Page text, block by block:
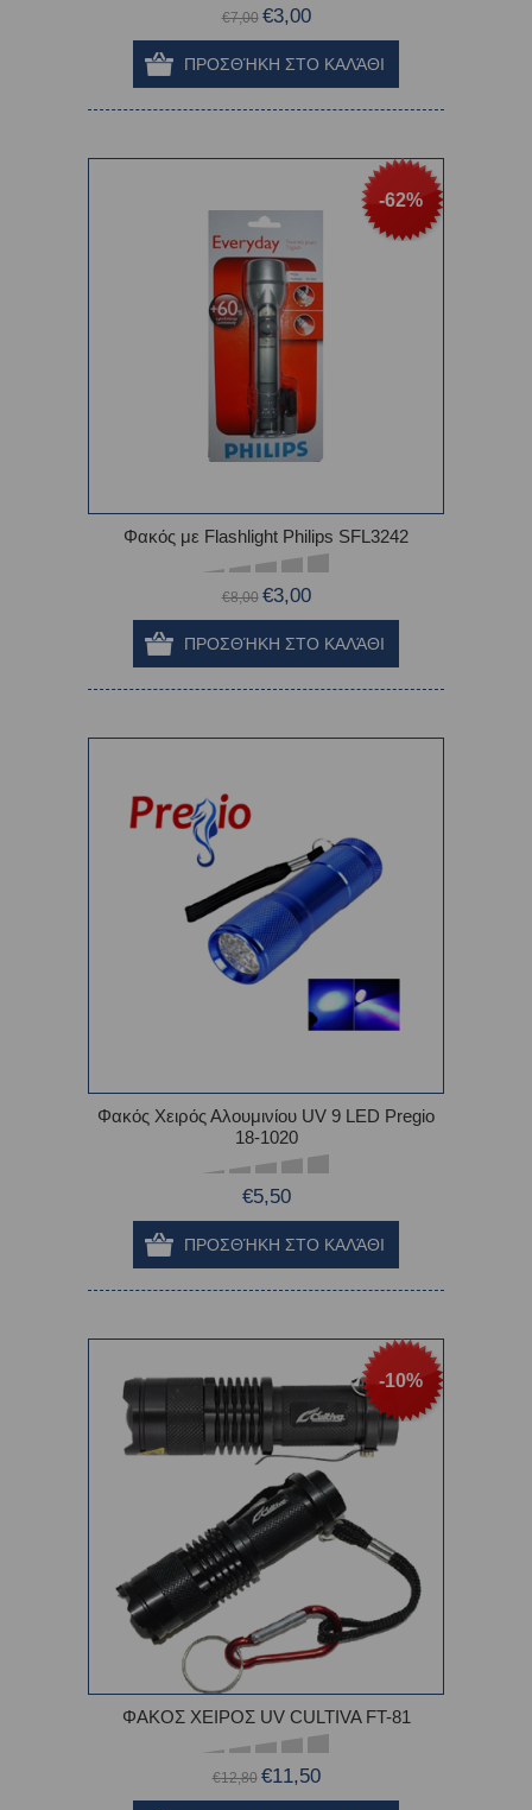
€7,00 €3,00
-62%
Φακός με Flashlight Philips SFL3242
€8,00 €3,00
Φακός Χειρός Αλουμινίου UV 9 LED Pregio
18-1020
€5,50
-10%
ΦΑΚΟΣ ΧΕΙΡΟΣ UV CULTIVA FT-81
€12,80 €11,50